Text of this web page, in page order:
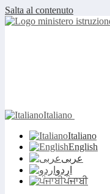
Salta al contenuto
Italiano
Italiano
English
عربى
اردو
ਪੰਜਾਬੀ